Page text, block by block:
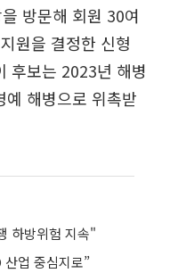
방문해 회원 30여
원을 결정한 신형
후보는 2023년 해병
해병으로 위촉받
하방위험 지속"
산업 중심지로”